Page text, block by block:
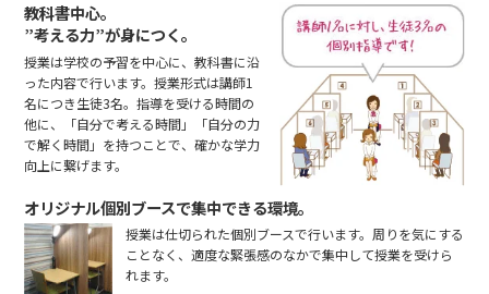
教科書中心。
”考える力”が身につく。
授業は学校の予習を中心に、教科書に沿
った内容で行います。授業形式は講師1
名につき生徒3名。指導を受ける時間の
他に、「自分で考える時間」「自分の力
で解く時間」を持つことで、確かな学力
向上に繋げます。
オリジナル個別ブースで集中できる環境。
授業は仕切られた個別ブースで行います。周りを気にする
ことなく、適度な緊張感のなかで集中して授業を受けら
れます。